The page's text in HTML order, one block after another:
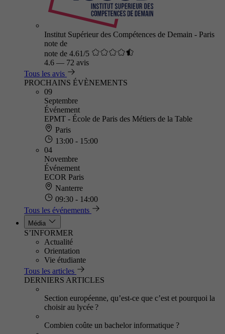
Institut Supérieur des Compétences de Demain - Paris
note de
note de 4.61/5
4.6 — 72 avis
Tous les avis
PROCHAINS ÉVÈNEMENTS
09
Septembre
Événement
EPMT - École de Paris des Métiers de la Table
Paris
13:00 - 15:00
04
Novembre
Événement
ECOR Paris
Nanterre
09:30 - 14:00
Tous les événements
Média
S’INFORMER
Actualité
Orientation
Vie étudiante
Tous les articles
DERNIERS ARTICLES
Section européenne, qu’est-ce que c’est et pourquoi la
choisir au lycée ?
Combien coûte un bachelor informatique ?